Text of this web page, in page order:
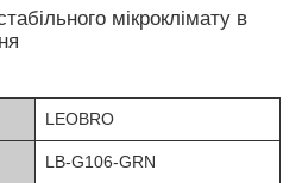
мікроклімату в
LEOBRO
LB-G106-GRN